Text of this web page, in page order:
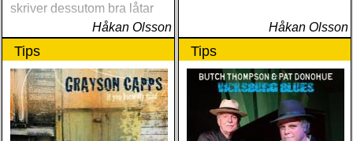
Sunshine Boy: The
Unheard Studio Sessions &
Demos 1971-1972
(Omnivore) Naturligtvis
borde alla årets Rootsy-
plattor vara med på listan,
men jag har istället valt att
bara lista de plattor jag
skriver dessutom bra låtar
Håkan Olsson
Håkan Olsson
Tips Tips